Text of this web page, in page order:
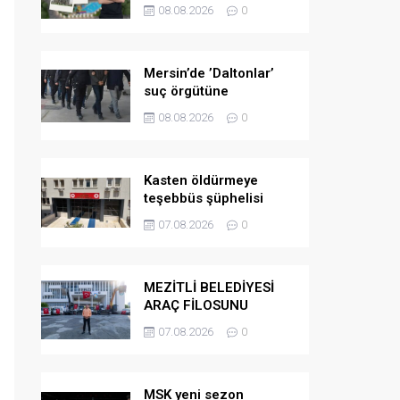
GELİNDİ
08.08.2026 0
Mersin’de ’Daltonlar’
suç örgütüne
operasyon: 6 tutuklama
08.08.2026 0
Kasten öldürmeye
teşebbüs şüphelisi
tutuklandı
07.08.2026 0
MEZİTLİ BELEDİYESİ
ARAÇ FİLOSUNU
GÜÇLENDİRDİ
07.08.2026 0
MSK yeni sezon